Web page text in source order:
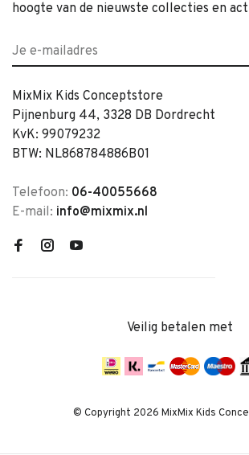
hoogte van de nieuwste collecties en
MixMix Kids Conceptstore
Pijnenburg 44, 3328 DB Dordrecht
KvK: 99079232
BTW: NL868784886B01
Telefoon: 06-40055668
E-mail: info@mixmix.nl
Veilig betalen met
© Copyright 2026 MixMix Kids